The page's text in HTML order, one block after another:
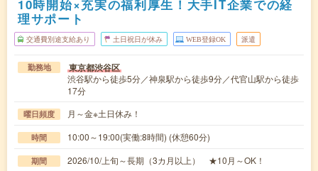
10時開始×充実の福利厚生！大手IT企業での経
理サポート
交通費別途支給あり 土日祝日が休み WEB登録OK 派遣
勤務地 東京都渋谷区
渋谷駅から徒歩5分／神泉駅から徒歩9分／代官山駅から徒歩
17分
曜日頻度 月～金※土日休み！
時間 10:00～19:00(実働:8時間) (休憩60分)
期間 2026/10/上旬～長期（3カ月以上） ★10月～OK！